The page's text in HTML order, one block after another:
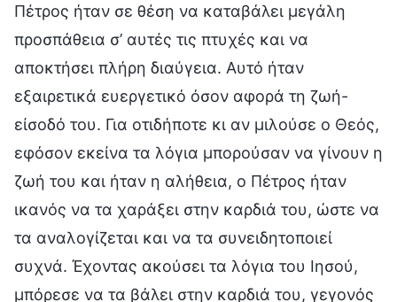
Πέτρος ήταν σε θέση να καταβάλει μεγάλη
προσπάθεια σ’ αυτές τις πτυχές και να
αποκτήσει πλήρη διαύγεια. Αυτό ήταν
εξαιρετικά ευεργετικό όσον αφορά τη ζωή-
είσοδό του. Για οτιδήποτε κι αν μιλούσε ο Θεός,
εφόσον εκείνα τα λόγια μπορούσαν να γίνουν η
ζωή του και ήταν η αλήθεια, ο Πέτρος ήταν
ικανός να τα χαράξει στην καρδιά του, ώστε να
τα αναλογίζεται και να τα συνειδητοποιεί
συχνά. Έχοντας ακούσει τα λόγια του Ιησού,
μπόρεσε να τα βάλει στην καρδιά του, γεγονός